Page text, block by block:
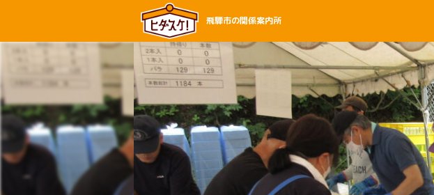
飛騨市の関係案内所